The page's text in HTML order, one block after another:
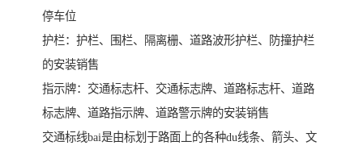
停车位
护栏：护栏、围栏、隔离栅、道路波形护栏、防撞护栏
的安装销售
指示牌：交通标志杆、交通标志牌、道路标志杆、道路
标志牌、道路指示牌、道路警示牌的安装销售
交通标线bai是由标划于路面上的各种du线条、箭头、文